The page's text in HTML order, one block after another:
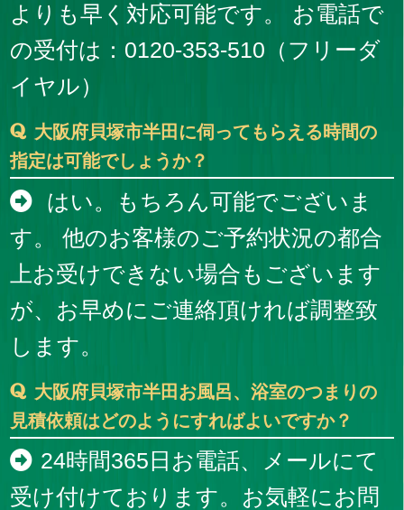
よりも早く対応可能です。 お電話で
の受付は：0120-353-510（フリーダ
イヤル）
大阪府貝塚市半田に伺ってもらえる時間の
指定は可能でしょうか？
はい。もちろん可能でございま
す。 他のお客様のご予約状況の都合
上お受けできない場合もございます
が、お早めにご連絡頂ければ調整致
します。
大阪府貝塚市半田お風呂、浴室のつまりの
見積依頼はどのようにすればよいですか？
24時間365日お電話、メールにて
受け付けております。お気軽にお問